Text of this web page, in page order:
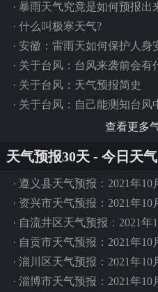
· 暴雨天气究竟是如何预报出
· 什么叫极寒天气?
· 安徽：雷雨天如何保护人身
· 关于台风：台风来袭前会有
· 关于台风：天气预报简史
· 关于台风：自己能测知台风
查看更多
天气预报30天 - 今日天气
· 遵义县天气预报：2021年
· 资兴市天气预报：2021年
· 自流井区天气预报：2021
· 自贡市天气预报：2021年
· 淄川区天气预报：2021年
· 淄博市天气预报：2021年